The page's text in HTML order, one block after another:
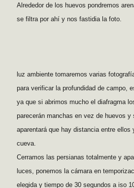
Alrededor de los huevos pondremos
se filtra por ahí y nos fastidia la foto.
luz ambiente tomaremos varias
para verificar la profundidad de campo,
ya que si abrimos mucho el diafragma
parecerán manchas en vez de huevos y
aparentará que hay distancia entre ellos
cueva.
Cerramos las persianas totalmente y
luces, ponemos la cámara en
elegida y tiempo de 30 segundos a iso